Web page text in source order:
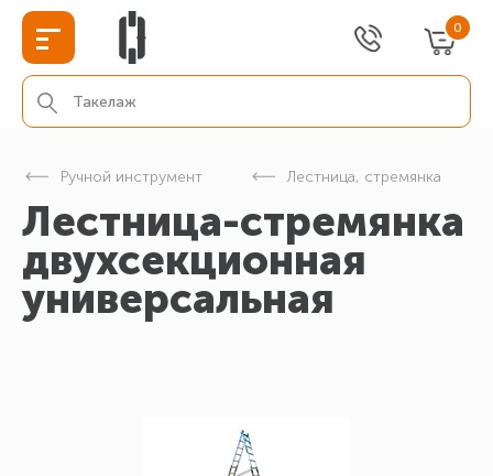
0
Ручной инструмент Лестница, стремянка
Лестница-стремянка
двухсекционная
универсальная